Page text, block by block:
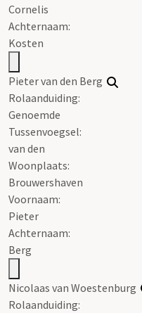
Cornelis
Achternaam:
Kosten
Pieter van den Berg
Rolaanduiding:
Genoemde
Tussenvoegsel:
van den
Woonplaats:
Brouwershaven
Voornaam:
Pieter
Achternaam:
Berg
Nicolaas van Woestenburg
Rolaanduiding: